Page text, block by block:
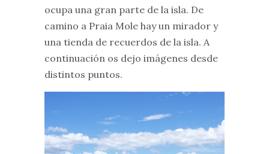
ocupa una gran parte de la isla. De
camino a Praia Mole hay un mirador y
una tienda de recuerdos de la isla. A
continuación os dejo imágenes desde
distintos puntos.